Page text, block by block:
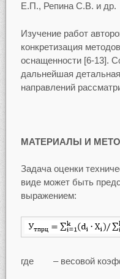
Е.П., Репина С.В. и др.
Изучение работ
конкретизация
оснащенности [6-13].
дальнейшая
направлений
МАТЕРИАЛЫ И
Задача оценки
виде может быть
выражением:
где – весовой